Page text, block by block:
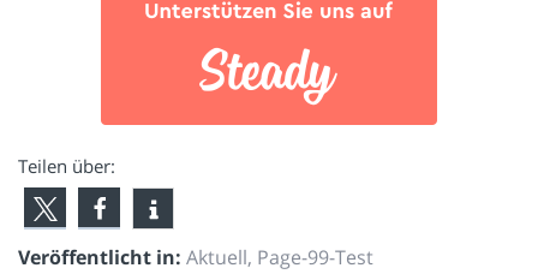
Teilen über:
Veröffentlicht in: Aktuell, Page-99-Test